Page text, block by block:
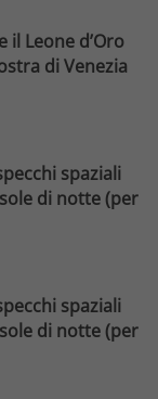
il Leone d’Oro
di Venezia
spaziali
di notte (per
spaziali
di notte (per